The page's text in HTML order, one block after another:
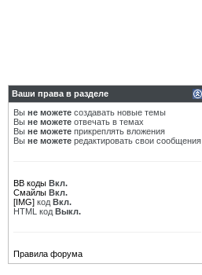
Ваши права в разделе
Вы не можете создавать новые темы
Вы не можете отвечать в темах
Вы не можете прикреплять вложения
Вы не можете редактировать свои сообщения
BB коды Вкл.
Смайлы Вкл.
[IMG] код Вкл.
HTML код Выкл.
Правила форума